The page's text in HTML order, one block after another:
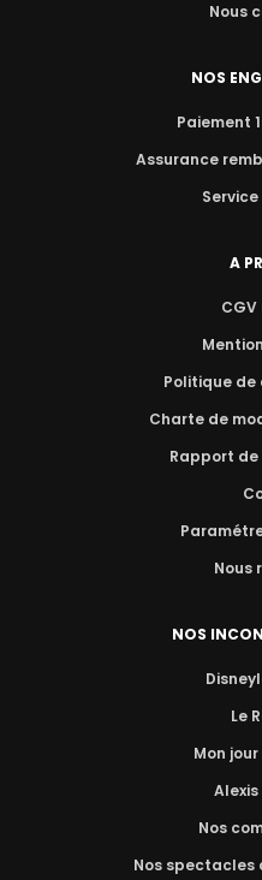
Nous
NOS
Paiement
Assurance
A
CGV
Politique
Charte de
Rapport
Nous
NOS
Le
Mon
Nos
Nos spectacles